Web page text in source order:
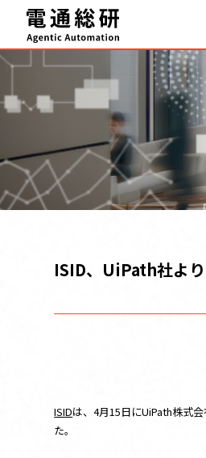
Agentic
事例・実績
FAQ
セミナー
ISID、UiPath社よ
ISIDは、4月15日にUiPath株式
た。